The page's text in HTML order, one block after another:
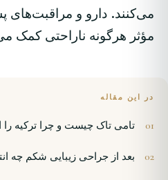
می‌کنند. دارو و مراقبت‌های
مؤثر هرگونه ناراحتی کمک
در این مقاله
تامی تاک چیست و چرا ترکیه را
بعد از جراحی زیبایی شکم چه